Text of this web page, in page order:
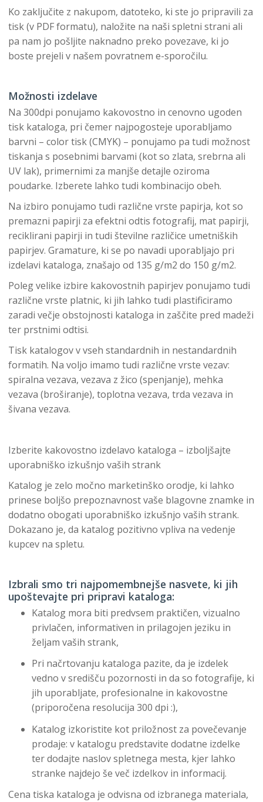
Ko zaključite z nakupom, datoteko, ki ste jo pripravili za
tisk (v PDF formatu), naložite na naši spletni strani ali
pa nam jo pošljite naknadno preko povezave, ki jo
boste prejeli v našem povratnem e-sporočilu.
Možnosti izdelave
Na 300dpi ponujamo kakovostno in cenovno ugoden
tisk kataloga, pri čemer najpogosteje uporabljamo
barvni – color tisk (CMYK) – ponujamo pa tudi možnost
tiskanja s posebnimi barvami (kot so zlata, srebrna ali
UV lak), primernimi za manjše detajle oziroma
poudarke. Izberete lahko tudi kombinacijo obeh.
Na izbiro ponujamo tudi različne vrste papirja, kot so
premazni papirji za efektni odtis fotografij, mat papirji,
reciklirani papirji in tudi številne različice umetniških
papirjev. Gramature, ki se po navadi uporabljajo pri
izdelavi kataloga, znašajo od 135 g/m2 do 150 g/m2.
Poleg velike izbire kakovostnih papirjev ponujamo tudi
različne vrste platnic, ki jih lahko tudi plastificiramo
zaradi večje obstojnosti kataloga in zaščite pred madeži
ter prstnimi odtisi.
Tisk katalogov v vseh standardnih in nestandardnih
formatih. Na voljo imamo tudi različne vrste vezav:
spiralna vezava, vezava z žico (spenjanje), mehka
vezava (broširanje), toplotna vezava, trda vezava in
šivana vezava.
Izberite kakovostno izdelavo kataloga – izboljšajte
uporabniško izkušnjo vaših strank
Katalog je zelo močno marketinško orodje, ki lahko
prinese boljšo prepoznavnost vaše blagovne znamke in
dodatno obogati uporabniško izkušnjo vaših strank.
Dokazano je, da katalog pozitivno vpliva na vedenje
kupcev na spletu.
Izbrali smo tri najpomembnejše nasvete, ki jih
upoštevajte pri pripravi kataloga:
Katalog mora biti predvsem praktičen, vizualno
privlačen, informativen in prilagojen jeziku in
željam vaših strank,
Pri načrtovanju kataloga pazite, da je izdelek
vedno v središču pozornosti in da so fotografije, ki
jih uporabljate, profesionalne in kakovostne
(priporočena resolucija 300 dpi :),
Katalog izkoristite kot priložnost za povečevanje
prodaje: v katalogu predstavite dodatne izdelke
ter dodajte naslov spletnega mesta, kjer lahko
stranke najdejo še več izdelkov in informacij.
Cena tiska kataloga je odvisna od izbranega materiala,